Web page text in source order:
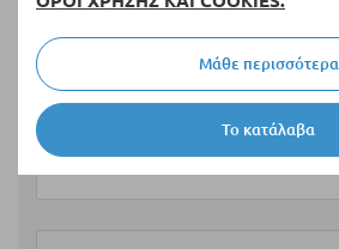
Το κατάλαβα
Μάθε περισσότερα
Αξιολόγηση